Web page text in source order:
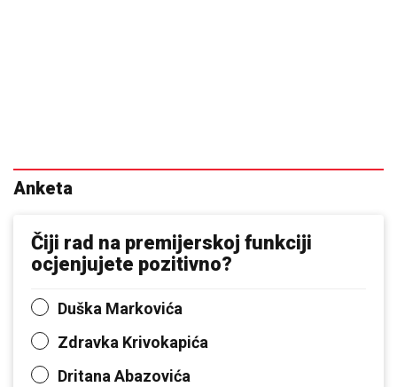
Anketa
Čiji rad na premijerskoj funkciji
ocjenjujete pozitivno?
Duška Markovića
Zdravka Krivokapića
Dritana Abazovića